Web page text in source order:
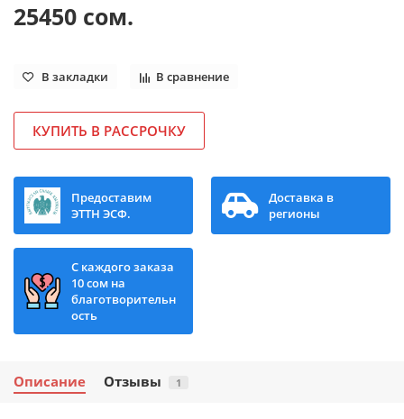
25450 сом.
В закладки В сравнение
КУПИТЬ В РАССРОЧКУ
Предоставим
ЭТТН ЭСФ.
Доставка в
регионы
С каждого заказа
10 сом на
благотворительн
ость
Описание Отзывы 1